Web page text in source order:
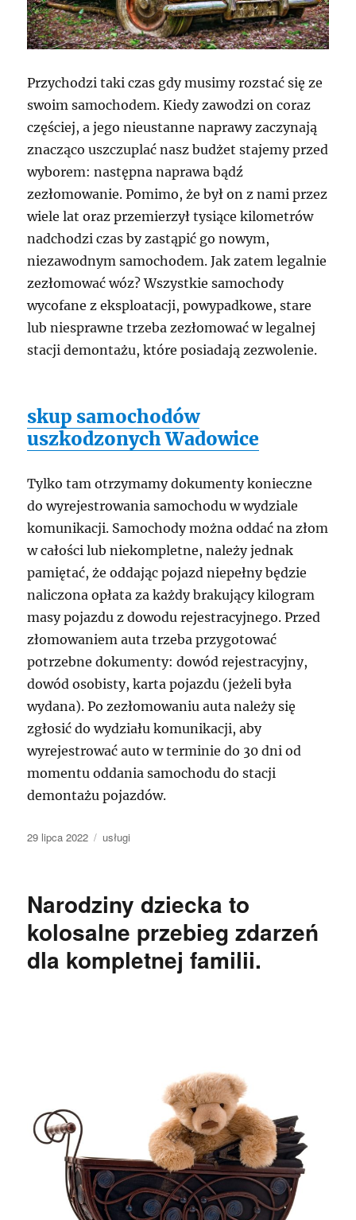
Przychodzi taki czas gdy musimy rozstać się ze
swoim samochodem. Kiedy zawodzi on coraz
częściej, a jego nieustanne naprawy zaczynają
znacząco uszczuplać nasz budżet stajemy przed
wyborem: następna naprawa bądź
zezłomowanie. Pomimo, że był on z nami przez
wiele lat oraz przemierzył tysiące kilometrów
nadchodzi czas by zastąpić go nowym,
niezawodnym samochodem. Jak zatem legalnie
zezłomować wóz? Wszystkie samochody
wycofane z eksploatacji, powypadkowe, stare
lub niesprawne trzeba zezłomować w legalnej
stacji demontażu, które posiadają zezwolenie.
skup samochodów
uszkodzonych Wadowice
Tylko tam otrzymamy dokumenty konieczne
do wyrejestrowania samochodu w wydziale
komunikacji. Samochody można oddać na złom
w całości lub niekompletne, należy jednak
pamiętać, że oddając pojazd niepełny będzie
naliczona opłata za każdy brakujący kilogram
masy pojazdu z dowodu rejestracyjnego. Przed
złomowaniem auta trzeba przygotować
potrzebne dokumenty: dowód rejestracyjny,
dowód osobisty, karta pojazdu (jeżeli była
wydana). Po zezłomowaniu auta należy się
zgłosić do wydziału komunikacji, aby
wyrejestrować auto w terminie do 30 dni od
momentu oddania samochodu do stacji
demontażu pojazdów.
Data
29 lipca 2022 Kategorie
usługi
Narodziny dziecka to
kolosalne przebieg zdarzeń
dla kompletnej familii.